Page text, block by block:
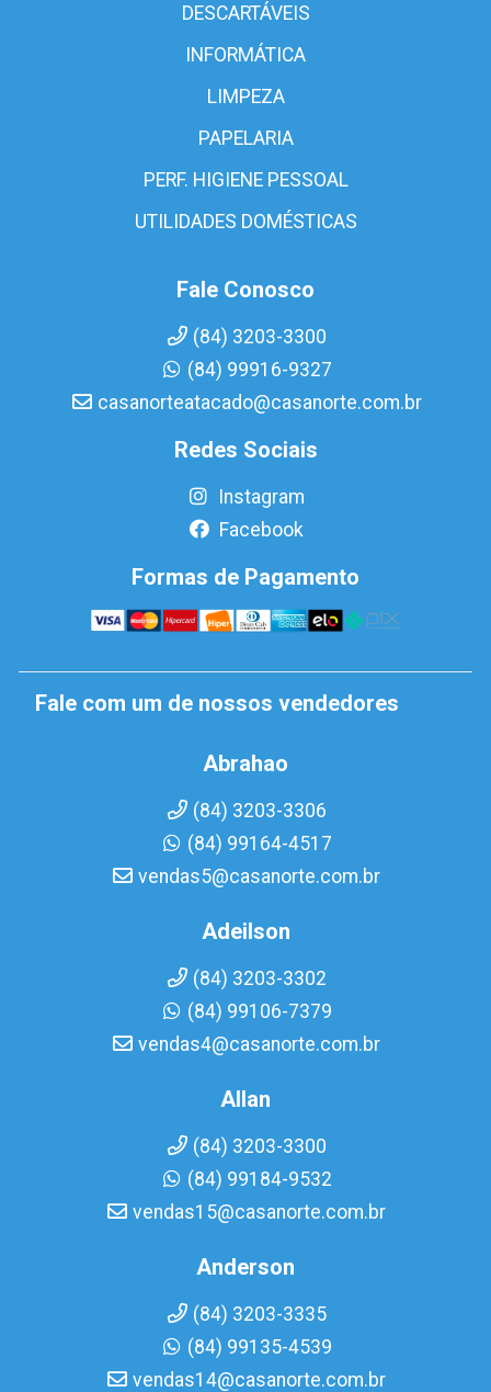
DESCARTÁVEIS
INFORMÁTICA
LIMPEZA
PAPELARIA
PERF. HIGIENE PESSOAL
UTILIDADES DOMÉSTICAS
Fale Conosco
(84) 3203-3300
(84) 99916-9327
casanorteatacado@casanorte.com.br
Redes Sociais
Instagram
Facebook
Formas de Pagamento
Fale com um de nossos vendedores
Abrahao
(84) 3203-3306
(84) 99164-4517
vendas5@casanorte.com.br
Adeilson
(84) 3203-3302
(84) 99106-7379
vendas4@casanorte.com.br
Allan
(84) 3203-3300
(84) 99184-9532
vendas15@casanorte.com.br
Anderson
(84) 3203-3335
(84) 99135-4539
vendas14@casanorte.com.br